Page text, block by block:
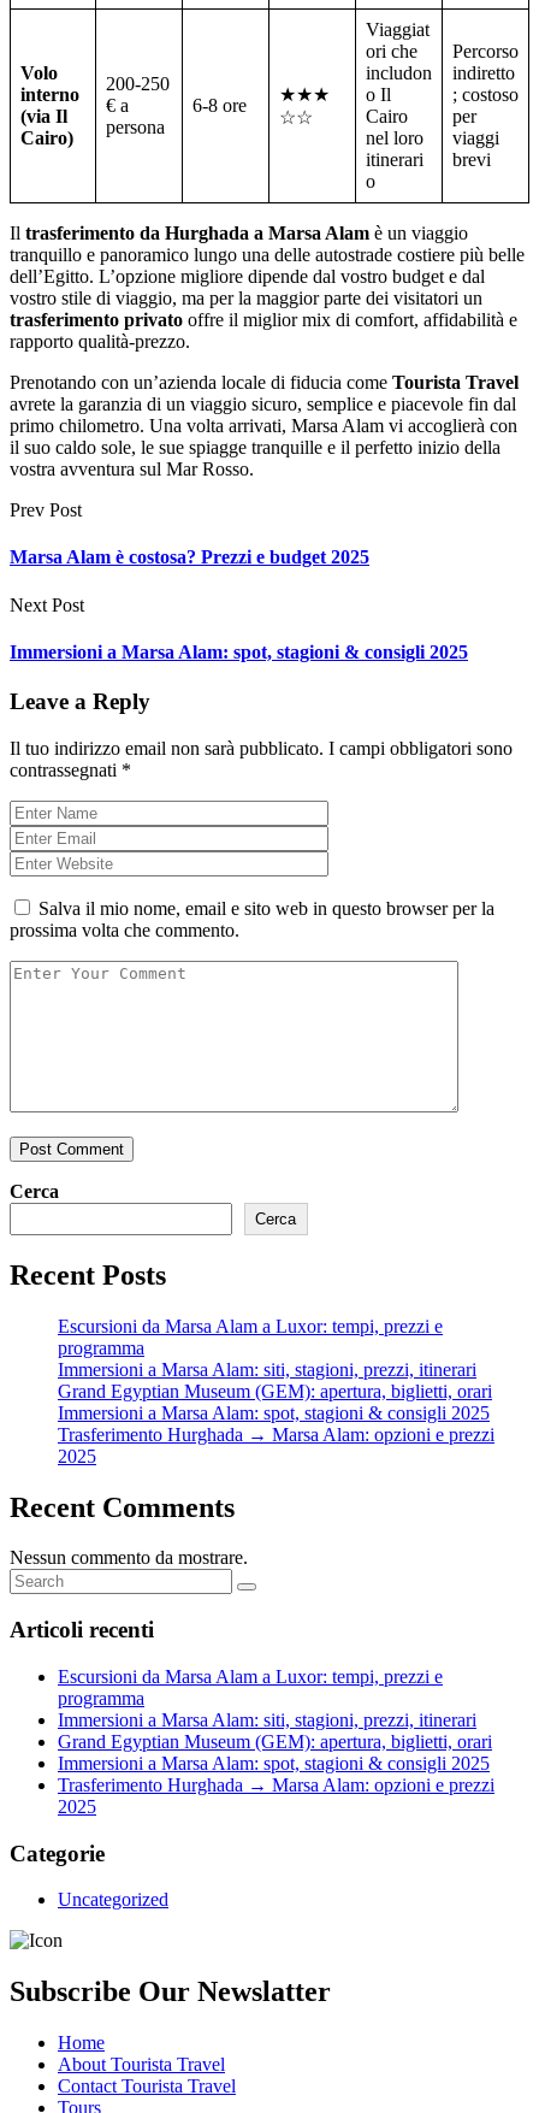
Volo
interno
(via Il
Cairo)
200-250
€ a
persona
6-8 ore
★★★
☆☆
Viaggiat
ori che
includon
o Il
Cairo
nel loro
itinerari
o
Percorso
indiretto
; costoso
per
viaggi
brevi
Il trasferimento da Hurghada a Marsa Alam è un viaggio
tranquillo e panoramico lungo una delle autostrade costiere più belle
dell’Egitto. L’opzione migliore dipende dal vostro budget e dal
vostro stile di viaggio, ma per la maggior parte dei visitatori un
trasferimento privato offre il miglior mix di comfort, affidabilità e
rapporto qualità-prezzo.
Prenotando con un’azienda locale di fiducia come Tourista Travel
avrete la garanzia di un viaggio sicuro, semplice e piacevole fin dal
primo chilometro. Una volta arrivati, Marsa Alam vi accoglierà con
il suo caldo sole, le sue spiagge tranquille e il perfetto inizio della
vostra avventura sul Mar Rosso.
Prev Post
Marsa Alam è costosa? Prezzi e budget 2025
Next Post
Immersioni a Marsa Alam: spot, stagioni & consigli 2025
Leave a Reply
Il tuo indirizzo email non sarà pubblicato. I campi obbligatori sono
contrassegnati *
Salva il mio nome, email e sito web in questo browser per la
prossima volta che commento.
Post Comment
Cerca
Cerca
Recent Posts
Escursioni da Marsa Alam a Luxor: tempi, prezzi e
programma
Immersioni a Marsa Alam: siti, stagioni, prezzi, itinerari
Grand Egyptian Museum (GEM): apertura, biglietti, orari
Immersioni a Marsa Alam: spot, stagioni & consigli 2025
Trasferimento Hurghada → Marsa Alam: opzioni e prezzi
2025
Recent Comments
Nessun commento da mostrare.
Articoli recenti
Escursioni da Marsa Alam a Luxor: tempi, prezzi e
programma
Immersioni a Marsa Alam: siti, stagioni, prezzi, itinerari
Grand Egyptian Museum (GEM): apertura, biglietti, orari
Immersioni a Marsa Alam: spot, stagioni & consigli 2025
Trasferimento Hurghada → Marsa Alam: opzioni e prezzi
2025
Categorie
Uncategorized
Subscribe Our Newslatter
Home
About Tourista Travel
Contact Tourista Travel
Tours